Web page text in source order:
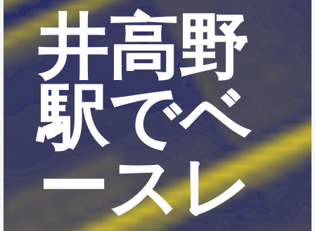
井高野
駅でベ
ースレ